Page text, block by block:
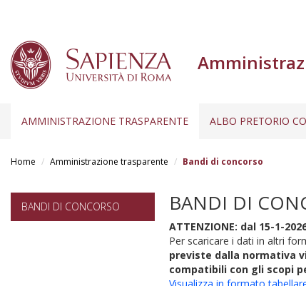
AMMINISTRAZIONE TRASPARENTE ALBO PRETORIO
Home Amministrazione trasparente Bandi di concorso
BANDI DI CONCORSO BANDI DI
ATTENZIONE: dal 15-1-
Per scaricare i dati in altri
previste dalla normativa
compatibili con gli scopi